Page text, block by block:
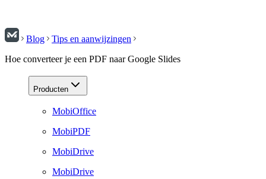
Blog
Tips en aanwijzingen
Hoe converteer je een PDF naar Google Slides
Producten
MobiOffice
MobiPDF
MobiDrive
MobiDrive